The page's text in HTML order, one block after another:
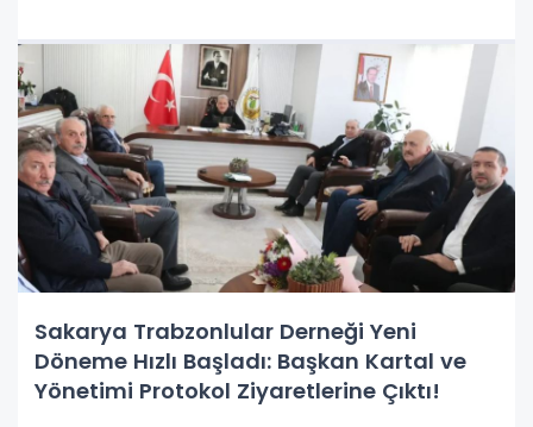
Sakarya Trabzonlular Derneği Yeni
Döneme Hızlı Başladı: Başkan Kartal ve
Yönetimi Protokol Ziyaretlerine Çıktı!